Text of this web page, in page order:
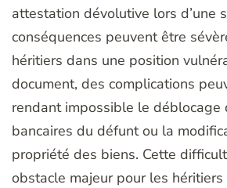
attestation dévolutive lors d’une
conséquences peuvent être
héritiers dans une position
document, des complications
rendant impossible le déblocage
bancaires du défunt ou la
propriété des biens. Cette
obstacle majeur pour les héritiers